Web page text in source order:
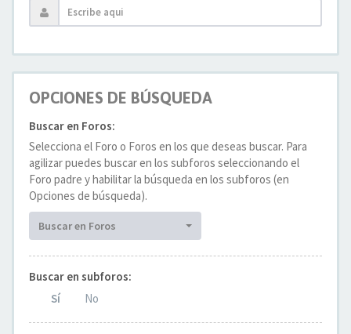
OPCIONES DE BÚSQUEDA
Buscar en Foros:
Selecciona el Foro o Foros en los que deseas buscar. Para
agilizar puedes buscar en los subforos seleccionando el
Foro padre y habilitar la búsqueda en los subforos (en
Opciones de búsqueda).
Buscar en Foros
Buscar en subforos:
Sí
No